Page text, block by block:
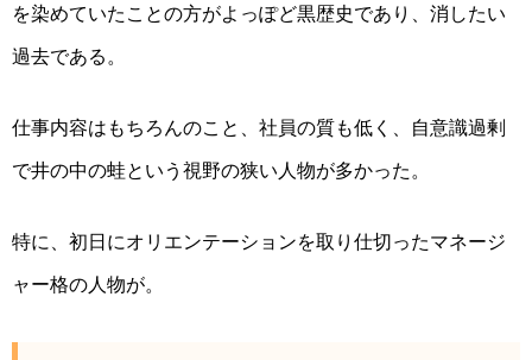
を染めていたことの方がよっぽど黒歴史であり、消したい
過去である。
仕事内容はもちろんのこと、社員の質も低く、自意識過剰
で井の中の蛙という視野の狭い人物が多かった。
特に、初日にオリエンテーションを取り仕切ったマネージ
ャー格の人物が。